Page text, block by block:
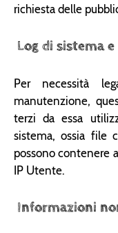
richiesta delle
Log di sistema
Per necessità
manutenzione,
terzi da essa
sistema, ossia file
possono contenere
IP Utente.
Informazioni